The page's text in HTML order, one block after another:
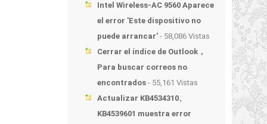
Intel Wireless-AC 9560 Aparece
el error 'Este dispositivo no
puede arrancar' - 58,086 Vistas
Cerrar el índice de Outlook，
Para buscar correos no
encontrados - 55,161 Vistas
Actualizar KB4534310、
KB4539601 muestra error